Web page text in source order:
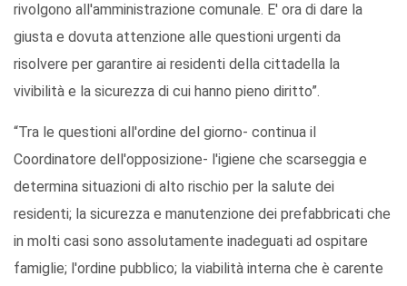
rivolgono all'amministrazione comunale. E' ora di dare la
giusta e dovuta attenzione alle questioni urgenti da
risolvere per garantire ai residenti della cittadella la
vivibilità e la sicurezza di cui hanno pieno diritto”.
“Tra le questioni all'ordine del giorno- continua il
Coordinatore dell'opposizione- l'igiene che scarseggia e
determina situazioni di alto rischio per la salute dei
residenti; la sicurezza e manutenzione dei prefabbricati che
in molti casi sono assolutamente inadeguati ad ospitare
famiglie; l'ordine pubblico; la viabilità interna che è carente